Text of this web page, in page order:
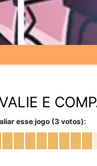
E
esse jogo (3 votos):